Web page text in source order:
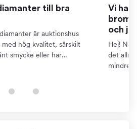
till bra
är auktionshus
hög kvalitet, särskilt
smycke eller har
Vi har
och
Hej! När
det
mindre